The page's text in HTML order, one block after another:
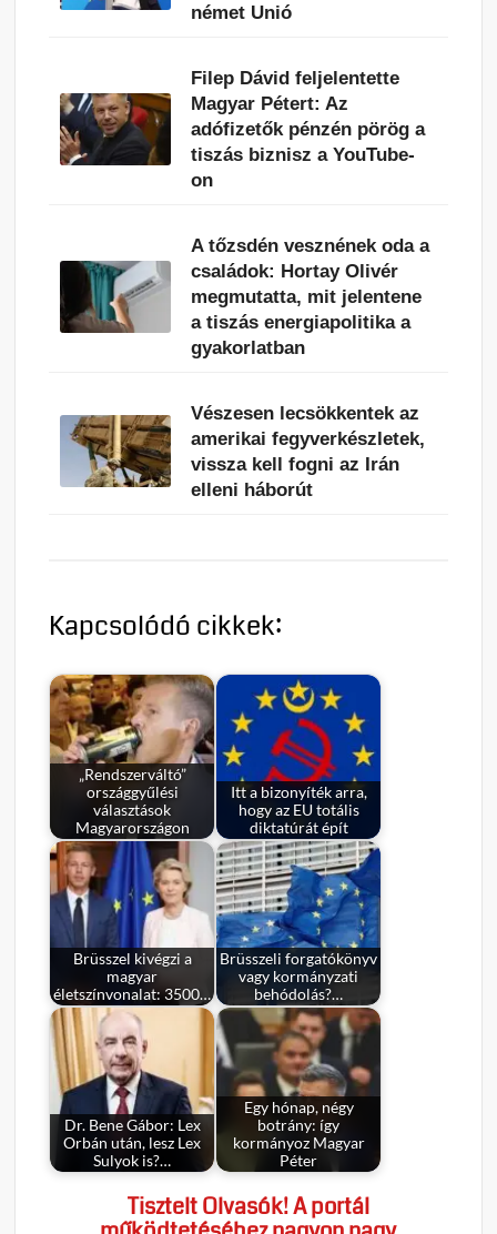
német Unió
Filep Dávid feljelentette
Magyar Pétert: Az
adófizetők pénzén pörög a
tiszás biznisz a YouTube-
on
A tőzsdén vesznének oda a
családok: Hortay Olivér
megmutatta, mit jelentene
a tiszás energiapolitika a
gyakorlatban
Vészesen lecsökkentek az
amerikai fegyverkészletek,
vissza kell fogni az Irán
elleni háborút
Kapcsolódó cikkek:
„Rendszerváltó”
országgyűlési
választások
Magyarországon
Itt a bizonyíték arra,
hogy az EU totális
diktatúrát épít
Brüsszel kivégzi a
magyar
életszínvonalat: 3500…
Brüsszeli forgatókönyv
vagy kormányzati
behódolás?…
Dr. Bene Gábor: Lex
Orbán után, lesz Lex
Sulyok is?…
Egy hónap, négy
botrány: így
kormányoz Magyar
Péter
Tisztelt Olvasók! A portál